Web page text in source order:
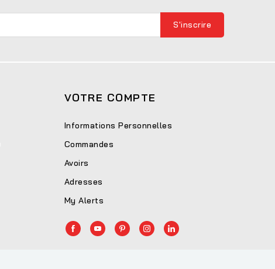
VOTRE COMPTE
Informations Personnelles
Commandes
Avoirs
Adresses
My Alerts